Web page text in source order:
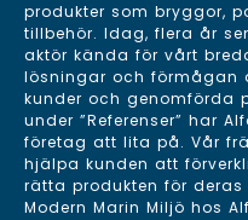
produkter som bryggor,
tillbehör. Idag, flera år
aktör kända för vårt
lösningar och förmågan
kunder och genomförda
under ”Referenser” har
företag att lita på. Vår
hjälpa kunden att
rätta produkten för deras
Modern Marin Miljö hos